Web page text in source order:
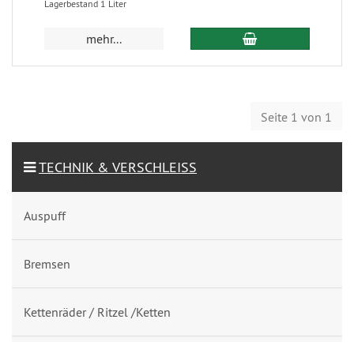
Lagerbestand 1 Liter
mehr...
Seite 1 von 1
TECHNIK & VERSCHLEISS
Auspuff
Bremsen
Kettenräder / Ritzel /Ketten